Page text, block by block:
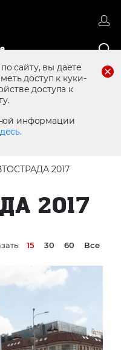
сайту, вы даете
доступ к куки-
доступа к
информации
Реклама в эфире
2017
2017
15 30 60 Все